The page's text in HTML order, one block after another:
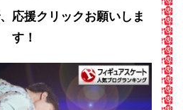
応援クリックお願いしま
す！